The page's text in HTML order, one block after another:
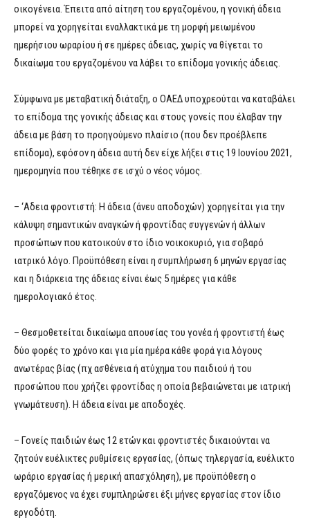
οικογένεια. Έπειτα από αίτηση του εργαζομένου, η γονική άδεια
μπορεί να χορηγείται εναλλακτικά με τη μορφή μειωμένου
ημερήσιου ωραρίου ή σε ημέρες άδειας, χωρίς να θίγεται το
δικαίωμα του εργαζομένου να λάβει το επίδομα γονικής άδειας.
Σύμφωνα με μεταβατική διάταξη, ο ΟΑΕΔ υποχρεούται να καταβάλει
το επίδομα της γονικής άδειας και στους γονείς που έλαβαν την
άδεια με βάση το προηγούμενο πλαίσιο (που δεν προέβλεπε
επίδομα), εφόσον η άδεια αυτή δεν είχε λήξει στις 19 Ιουνίου 2021,
ημερομηνία που τέθηκε σε ισχύ ο νέος νόμος.
– ‘Αδεια φροντιστή: Η άδεια (άνευ αποδοχών) χορηγείται για την
κάλυψη σημαντικών αναγκών ή φροντίδας συγγενών ή άλλων
προσώπων που κατοικούν στο ίδιο νοικοκυριό, για σοβαρό
ιατρικό λόγο. Προϋπόθεση είναι η συμπλήρωση 6 μηνών εργασίας
και η διάρκεια της άδειας είναι έως 5 ημέρες για κάθε
ημερολογιακό έτος.
– Θεσμοθετείται δικαίωμα απουσίας του γονέα ή φροντιστή έως
δύο φορές το χρόνο και για μία ημέρα κάθε φορά για λόγους
ανωτέρας βίας (πχ ασθένεια ή ατύχημα του παιδιού ή του
προσώπου που χρήζει φροντίδας η οποία βεβαιώνεται με ιατρική
γνωμάτευση). Η άδεια είναι με αποδοχές.
– Γονείς παιδιών έως 12 ετών και φροντιστές δικαιούνται να
ζητούν ευέλικτες ρυθμίσεις εργασίας, (όπως τηλεργασία, ευέλικτο
ωράριο εργασίας ή μερική απασχόληση), με προϋπόθεση ο
εργαζόμενος να έχει συμπληρώσει έξι μήνες εργασίας στον ίδιο
εργοδότη.